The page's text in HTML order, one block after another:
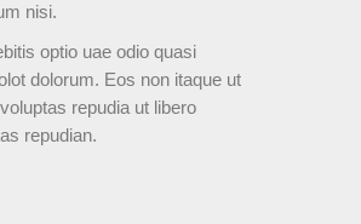
nisi.
optio uae odio quasi
dolorum. Eos non itaque ut
repudia ut libero
repudian.